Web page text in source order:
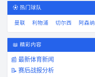
⚽ 热门球队
曼联 利物浦 切尔西 阿森纳
📖 精彩内容
📰 最新体育新闻
📝 赛后战报分析